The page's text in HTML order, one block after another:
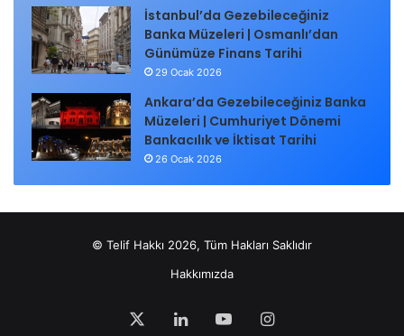
İstanbul’da Gezebileceğiniz
Banka Müzeleri | Osmanlı’dan
Günümüze Finans Tarihi
29 Ocak 2026
Ankara’da Gezebileceğiniz Banka
Müzeleri | Cumhuriyet Dönemi
Bankacılık ve İktisat Tarihi
26 Ocak 2026
© Telif Hakkı 2026, Tüm Hakları Saklıdır
Hakkımızda
LinkedInYouTubeInstagram